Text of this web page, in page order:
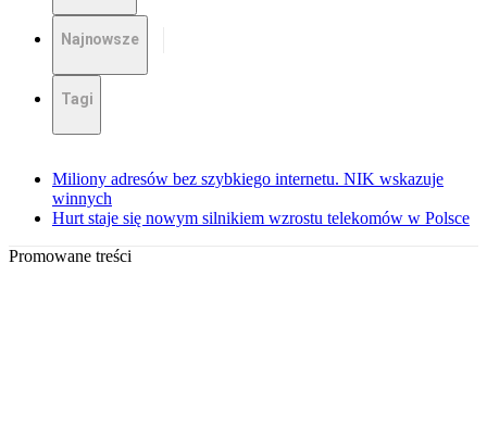
Najnowsze
Tagi
Miliony adresów bez szybkiego internetu. NIK wskazuje
winnych
Hurt staje się nowym silnikiem wzrostu telekomów w Polsce
Promowane treści